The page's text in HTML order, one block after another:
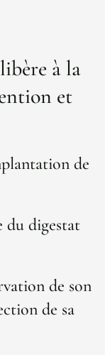
à la
et
de
du digestat
de son
de sa